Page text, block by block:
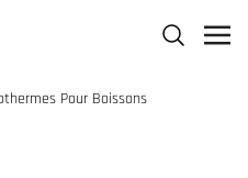
Pour Boissons